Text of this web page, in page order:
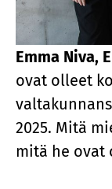
Emma Niva,
ovat olleet
2025. Mitä
mitä he ovat